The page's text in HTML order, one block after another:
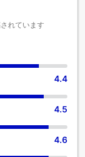
れています
4.4
4.5
4.6